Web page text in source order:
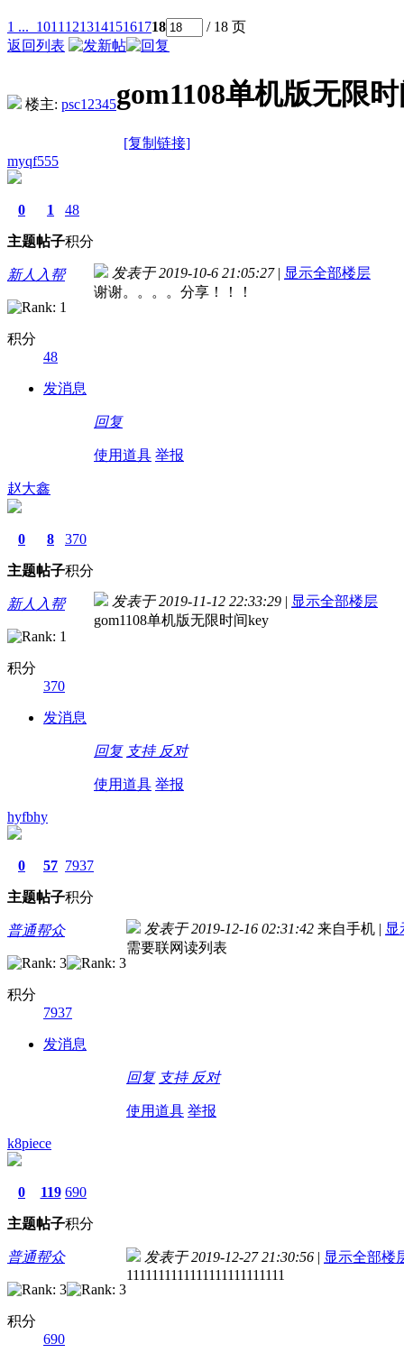
1 ... 1011 12131415161718
/ 18 页
返回列表
楼主: psc12345gom1108单机版无限
[复制链接]
myqf555
0
主题
1
帖子
48
积分
新人入帮
积分
48
发消息
发表于 2019-10-6 21:05:27 | 显示全部楼层
谢谢。。。。分享！！！
回复
使用道具 举报
赵大鑫
0
主题
8
帖子
370
积分
新人入帮
积分
370
发消息
发表于 2019-11-12 22:33:29 | 显示全部楼层
gom1108单机版无限时间key
回复 支持 反对
使用道具 举报
hyfbhy
0
主题
57
帖子
7937
积分
普通帮众
积分
7937
发消息
发表于 2019-12-16 02:31:42 来自手机 | 显
需要联网读列表
回复 支持 反对
使用道具 举报
k8piece
0
主题
119
帖子
690
积分
普通帮众
积分
690
发表于 2019-12-27 21:30:56 | 显示全部楼
1111111111111111111111111